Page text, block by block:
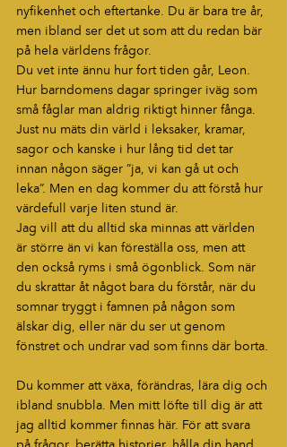
nyfikenhet och eftertanke. Du är bara tre år,
men ibland ser det ut som att du redan bär
på hela världens frågor.
Du vet inte ännu hur fort tiden går, Leon.
Hur barndomens dagar springer iväg som
små fåglar man aldrig riktigt hinner fånga.
Just nu mäts din värld i leksaker, kramar,
sagor och kanske i hur lång tid det tar
innan någon säger ”ja, vi kan gå ut och
leka”. Men en dag kommer du att förstå hur
värdefull varje liten stund är.
Jag vill att du alltid ska minnas att världen
är större än vi kan föreställa oss, men att
den också ryms i små ögonblick. Som när
du skrattar åt något bara du förstår, när du
somnar tryggt i famnen på någon som
älskar dig, eller när du ser ut genom
fönstret och undrar vad som finns där borta.
Du kommer att växa, förändras, lära dig och
ibland snubbla. Men mitt löfte till dig är att
jag alltid kommer finnas här. För att svara